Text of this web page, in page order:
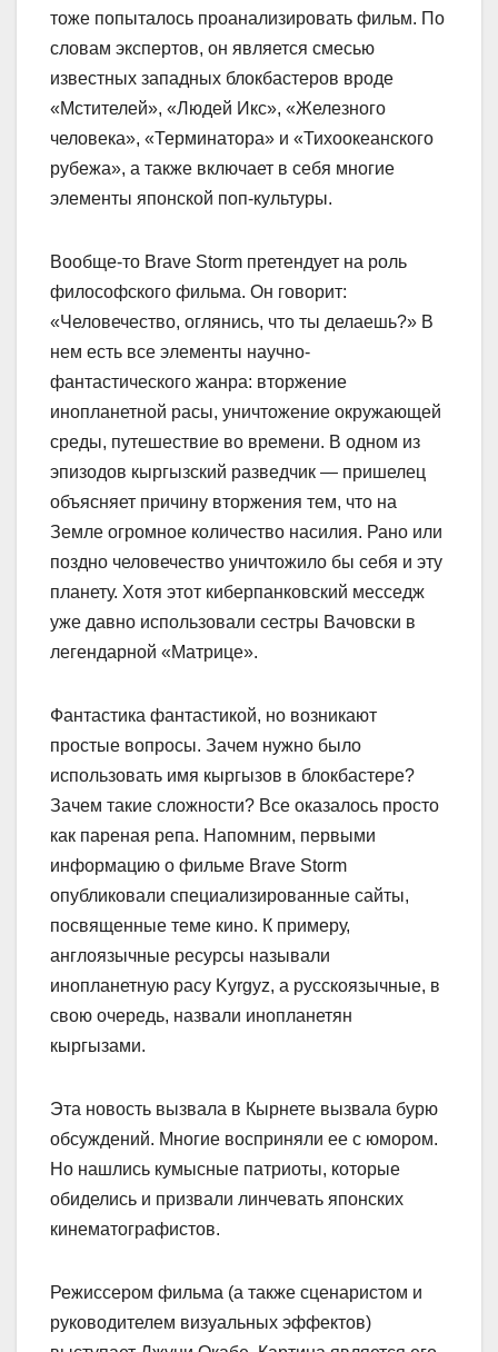
тоже попыталось проанализировать фильм. По
словам экспертов, он является смесью
известных западных блокбастеров вроде
«Мстителей», «Людей Икс», «Железного
человека», «Терминатора» и «Тихоокеанского
рубежа», а также включает в себя многие
элементы японской поп-культуры.
Вообще-то Brave Storm претендует на роль
философского фильма. Он говорит:
«Человечество, оглянись, что ты делаешь?» В
нем есть все элементы научно-
фантастического жанра: вторжение
инопланетной расы, уничтожение окружающей
среды, путешествие во времени. В одном из
эпизодов кыргызский разведчик — пришелец
объясняет причину вторжения тем, что на
Земле огромное количество насилия. Рано или
поздно человечество уничтожило бы себя и эту
планету. Хотя этот киберпанковский месседж
уже давно использовали сестры Вачовски в
легендарной «Матрице».
Фантастика фантастикой, но возникают
простые вопросы. Зачем нужно было
использовать имя кыргызов в блокбастере?
Зачем такие сложности? Все оказалось просто
как пареная репа. Напомним, первыми
информацию о фильме Brave Storm
опубликовали специализированные сайты,
посвященные теме кино. К примеру,
англоязычные ресурсы называли
инопланетную расу Kyrgyz, а русскоязычные, в
свою очередь, назвали инопланетян
кыргызами.
Эта новость вызвала в Кырнете вызвала бурю
обсуждений. Многие восприняли ее с юмором.
Но нашлись кумысные патриоты, которые
обиделись и призвали линчевать японских
кинематографистов.
Режиссером фильма (а также сценаристом и
руководителем визуальных эффектов)